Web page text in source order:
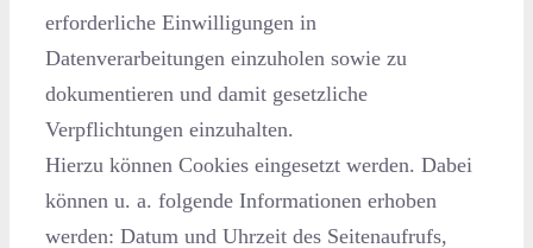
erforderliche Einwilligungen in
Datenverarbeitungen einzuholen sowie zu
dokumentieren und damit gesetzliche
Verpflichtungen einzuhalten.
Hierzu können Cookies eingesetzt werden. Dabei
können u. a. folgende Informationen erhoben
werden: Datum und Uhrzeit des Seitenaufrufs,